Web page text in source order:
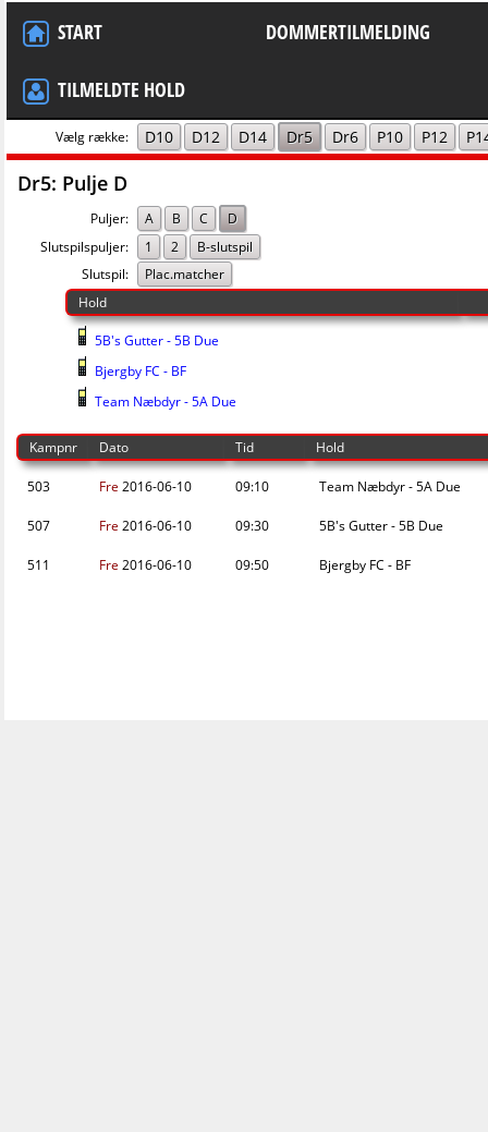
START DOMMERTILMELDING
TILMELDTE HOLD
Vælg række: D10 D12 D14 Dr5 Dr6 P10 P12
Dr5: Pulje D
Puljer: A B C
D
Slutspilspuljer:
1 2
B-slutspil
Slutspil:
Plac.matcher
Hold
5B's Gutter - 5B Due
Bjergby FC - BF
Team Næbdyr - 5A Due
Kampnr Dato Tid Hold
503 Fre 2016-06-10 09:10 Team Næbdyr - 5A Due
507 Fre 2016-06-10 09:30 5B's Gutter - 5B Due
511 Fre 2016-06-10 09:50 Bjergby FC - BF